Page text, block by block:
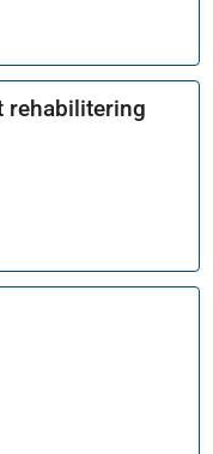
rehabilitering